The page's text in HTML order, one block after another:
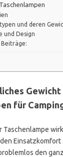
und deren
und Design
Beiträge:
für
Taschenlampe
Einsatzkomfort
den